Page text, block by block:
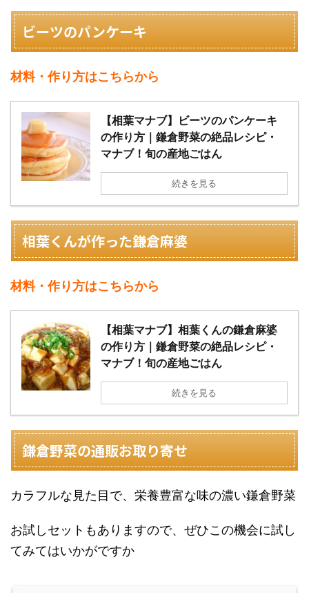
ビーツのパンケーキ
材料・作り方はこちらから
【相葉マナブ】ビーツのパンケーキ
の作り方｜鎌倉野菜の絶品レシピ・
マナブ！旬の産地ごはん
続きを見る
相葉くんが作った鎌倉麻婆
材料・作り方はこちらから
【相葉マナブ】相葉くんの鎌倉麻婆
の作り方｜鎌倉野菜の絶品レシピ・
マナブ！旬の産地ごはん
続きを見る
鎌倉野菜の通販お取り寄せ
カラフルな見た目で、栄養豊富な味の濃い鎌倉野菜
お試しセットもありますので、ぜひこの機会に試し
てみてはいかがですか